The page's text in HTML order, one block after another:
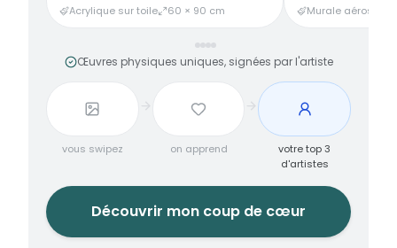
Acrylique sur toile 60 × 90 cm Murale aérosol
Œuvres physiques uniques, signées par l'artiste
vous swipez on apprend
votre top 3
d'artistes
Découvrir mon coup de cœur